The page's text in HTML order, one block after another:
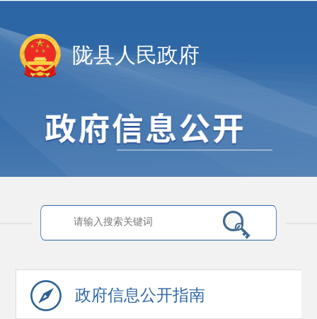
陇县人民政府
政府信息公开指南